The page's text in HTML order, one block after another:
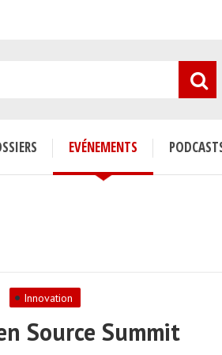
EVÉNEMENTS
RÉSILIENCE MÉTIER POUR SE PRO...
Innovation
Source Summit